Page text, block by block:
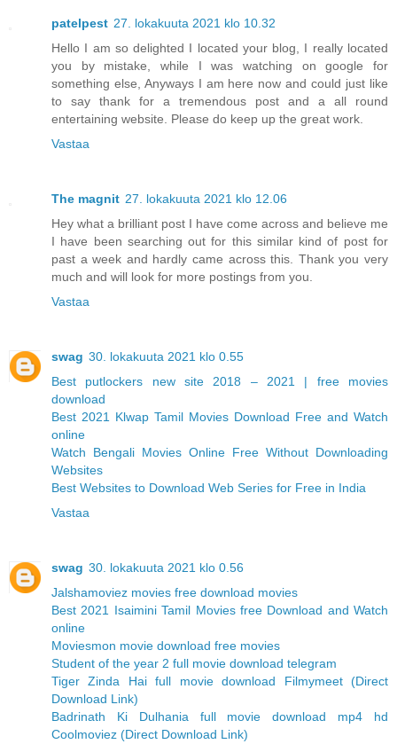
patelpest 27. lokakuuta 2021 klo 10.32
Hello I am so delighted I located your blog, I really located
you by mistake, while I was watching on google for
something else, Anyways I am here now and could just like
to say thank for a tremendous post and a all round
entertaining website. Please do keep up the great work.
Vastaa
The magnit 27. lokakuuta 2021 klo 12.06
Hey what a brilliant post I have come across and believe me
I have been searching out for this similar kind of post for
past a week and hardly came across this. Thank you very
much and will look for more postings from you.
Vastaa
swag 30. lokakuuta 2021 klo 0.55
Best putlockers new site 2018 – 2021 | free movies
download
Best 2021 Klwap Tamil Movies Download Free and Watch
online
Watch Bengali Movies Online Free Without Downloading
Websites
Best Websites to Download Web Series for Free in India
Vastaa
swag 30. lokakuuta 2021 klo 0.56
Jalshamoviez movies free download movies
Best 2021 Isaimini Tamil Movies free Download and Watch
online
Moviesmon movie download free movies
Student of the year 2 full movie download telegram
Tiger Zinda Hai full movie download Filmymeet (Direct
Download Link)
Badrinath Ki Dulhania full movie download mp4 hd
Coolmoviez (Direct Download Link)